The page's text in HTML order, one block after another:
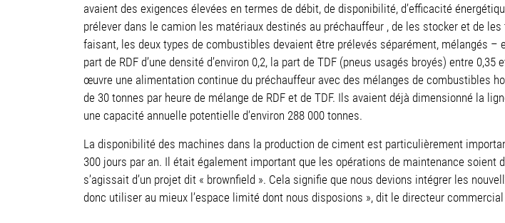
avaient des exigences élevées en termes de débit, de disponibilité, d’efficacité
prélever dans le camion les matériaux destinés au préchauffeur , de les stocker et de
faisant, les deux types de combustibles devaient être prélevés séparément, mélangés
part de RDF d’une densité d’environ 0,2, la part de TDF (pneus usagés broyés) entre
œuvre une alimentation continue du préchauffeur avec des mélanges de combustibles
de 30 tonnes par heure de mélange de RDF et de TDF. Ils avaient déjà dimensionné la
une capacité annuelle potentielle d’environ 288 000 tonnes.
La disponibilité des machines dans la production de ciment est particulièrement
300 jours par an. Il était également important que les opérations de maintenance
s’agissait d’un projet dit « brownfield ». Cela signifie que nous devions intégrer les
donc utiliser au mieux l’espace limité dont nous disposions », dit le directeur